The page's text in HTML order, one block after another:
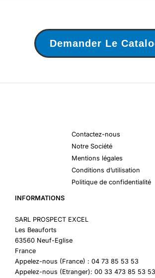
Demander Le
Contactez-nous
Notre Société
Mentions légales
Conditions d’utilisation
Politique de confidentialité
INFORMATIONS
SARL PROSPECT EXCEL
Les Beauforts
63560 Neuf-Eglise
France
Appelez-nous (France) : 04 73 85 53 53
Appelez-nous (Etranger): 00 33 473 85 53 53